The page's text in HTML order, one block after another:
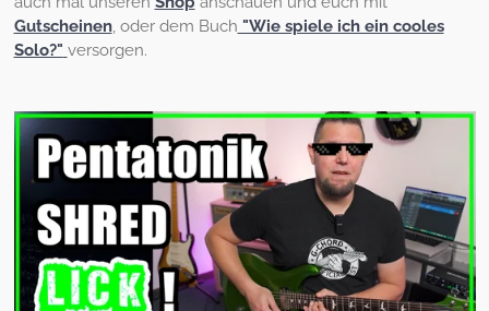
Gutscheinen, oder dem Buch "Wie spiele ich ein cooles
Solo?" versorgen.